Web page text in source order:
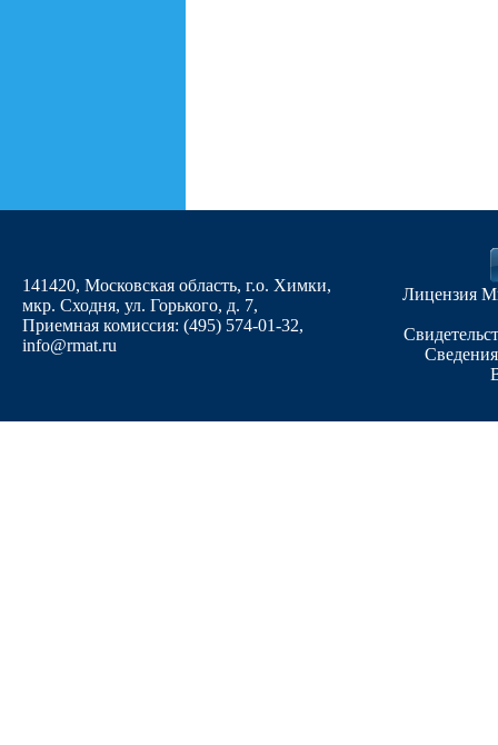
141420, Московская область, г.о. Химки,
мкр. Сходня, ул. Горького, д. 7,
Приемная комиссия: (495) 574-01-32,
info@rmat.ru
Лицензия